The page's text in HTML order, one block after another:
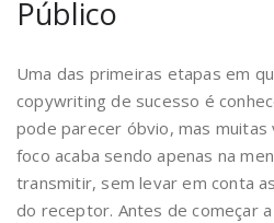
Público
Uma das primeiras etapas em
copywriting de sucesso é
pode parecer óbvio, mas
foco acaba sendo apenas na
transmitir, sem levar em conta
do receptor. Antes de começar